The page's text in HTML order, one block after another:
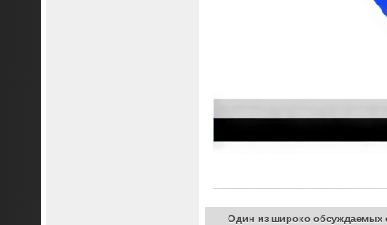
Один из широко обсуждаемых